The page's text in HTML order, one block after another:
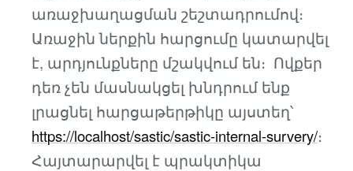
առաջխաղացման շեշտադրումով։
Առաջին ներքին հարցումը կատարվել
է, արդյունքները մշակվում են։ Ովքեր
դեռ չեն մասնակցել խնդրում ենք
լրացնել հարցաթերթիկը այստեղ՝
https://localhost/sastic/sastic-internal-survery/։
Հայտարարվել է պրակտիկա